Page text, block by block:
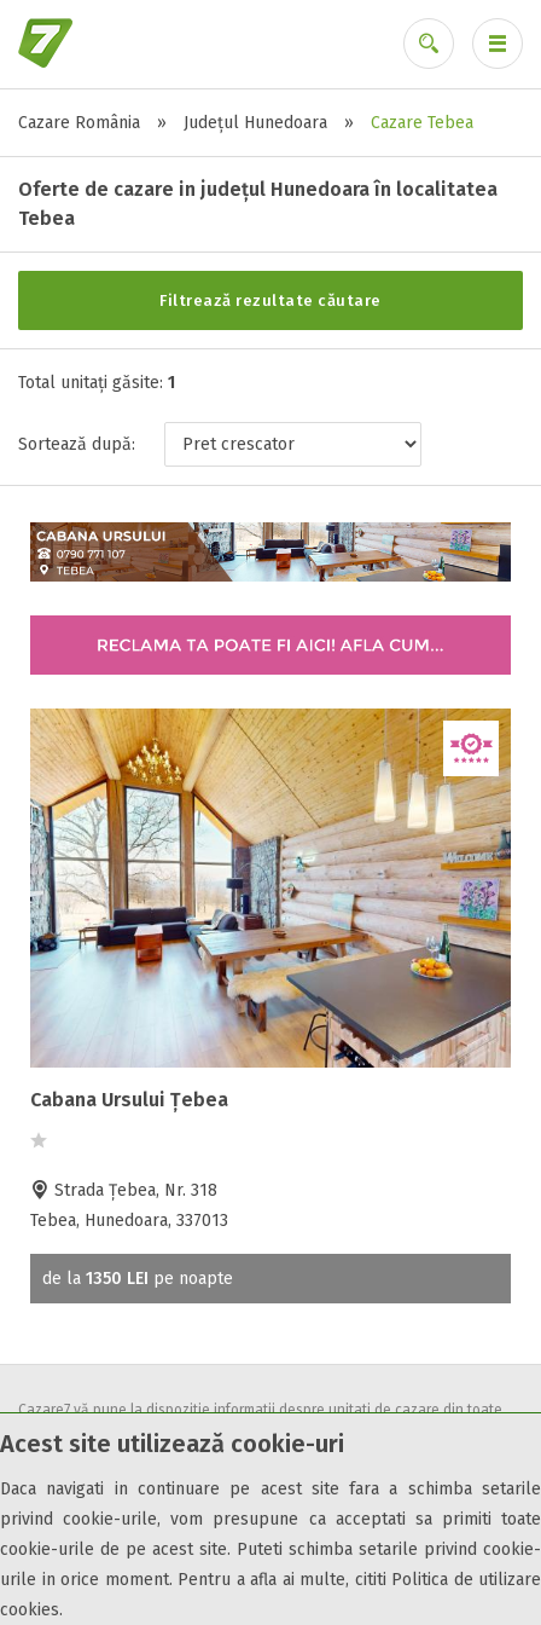
Acest site utilizează cookie-uri
Daca navigati in continuare pe acest site fara a schimba setarile
privind cookie-urile, vom presupune ca acceptati sa primiti toate
cookie-urile de pe acest site. Puteti schimba setarile privind cookie-
urile in orice moment. Pentru a afla ai multe, cititi Politica de utilizare
cookies.
Cazare România » Județul Hunedoara » Cazare Tebea
Oferte de cazare in județul Hunedoara în localitatea
Tebea
Filtrează rezultate căutare
Alte tipuri de unități
Toate tipurile de unitati de cazari
Cabana ( 1 )
Stele / margarete
Neclasificat
1 stea / margareta
2 stele / margarete
3 stele / margarete
4 stele / margarete
Selecteaza pretul
Facilități
Internet wireless
Parcare
Plata cu cardul
Restaurant
All inclusive
Pensiune completa
Accepta animale
Acces persoane cu dizabilități
ATV
Bar
Beauty center
Ciubar
Crama
Cutie de valori
Discoteca
Echitatie
Total unitați găsite: 1
Sortează după:
Cabana Ursului Țebea
Strada Țebea, Nr. 318
Tebea, Hunedoara, 337013
de la 1350 LEI pe noapte
Cazare7 vă pune la dispozitie informatii despre unitati de cazare din toate
zonele turistice, oferte speciale, rezervari online.
condițiile